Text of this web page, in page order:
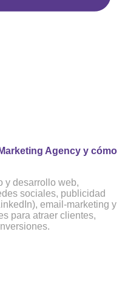
Agency y cómo
y desarrollo web,
sociales, publicidad
email‑marketing y
para atraer clientes,